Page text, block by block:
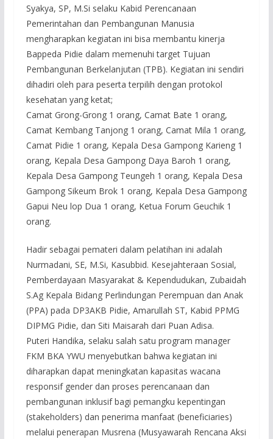
Syakya, SP, M.Si selaku Kabid Perencanaan
Pemerintahan dan Pembangunan Manusia
mengharapkan kegiatan ini bisa membantu kinerja
Bappeda Pidie dalam memenuhi target Tujuan
Pembangunan Berkelanjutan (TPB). Kegiatan ini sendiri
dihadiri oleh para peserta terpilih dengan protokol
kesehatan yang ketat;
Camat Grong-Grong 1 orang, Camat Bate 1 orang,
Camat Kembang Tanjong 1 orang, Camat Mila 1 orang,
Camat Pidie 1 orang, Kepala Desa Gampong Karieng 1
orang, Kepala Desa Gampong Daya Baroh 1 orang,
Kepala Desa Gampong Teungeh 1 orang, Kepala Desa
Gampong Sikeum Brok 1 orang, Kepala Desa Gampong
Gapui Neu lop Dua 1 orang, Ketua Forum Geuchik 1
orang.
Hadir sebagai pemateri dalam pelatihan ini adalah
Nurmadani, SE, M.Si, Kasubbid. Kesejahteraan Sosial,
Pemberdayaan Masyarakat & Kependudukan, Zubaidah
S.Ag Kepala Bidang Perlindungan Perempuan dan Anak
(PPA) pada DP3AKB Pidie, Amarullah ST, Kabid PPMG
DIPMG Pidie, dan Siti Maisarah dari Puan Adisa.
Puteri Handika, selaku salah satu program manager
FKM BKA YWU menyebutkan bahwa kegiatan ini
diharapkan dapat meningkatan kapasitas wacana
responsif gender dan proses perencanaan dan
pembangunan inklusif bagi pemangku kepentingan
(stakeholders) dan penerima manfaat (beneficiaries)
melalui penerapan Musrena (Musyawarah Rencana Aksi